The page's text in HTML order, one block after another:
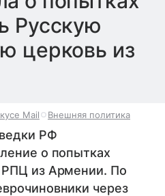
Русскую
церковь из
Mail Внешняя политика
РФ
о попытках
РПЦ из Армении. По
через